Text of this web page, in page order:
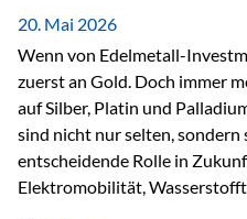
Vertrauensverlust ausfällt,
20. Mai 2026
Wenn von Edelmetall-
zuerst an Gold. Doch immer
auf Silber, Platin und
sind nicht nur selten, sondern
entscheidende Rolle in
Elektromobilität,